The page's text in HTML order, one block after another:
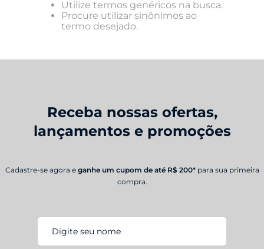
Utilize termos genéricos na busca.
Procure utilizar sinônimos ao
termo desejado.
Receba nossas ofertas,
lançamentos e promoções
Cadastre-se agora e ganhe um cupom de até R$ 200* para sua primeira
compra.